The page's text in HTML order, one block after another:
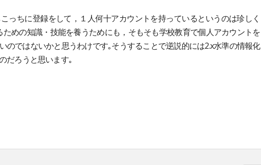
っちに登録をして，１人何十アカウントを持っているというのは珍しく
めの知識・技能を養うためにも，そもそも学校教育で個人アカウントを
のではないかと思うわけです｡そうすることで逆説的には2.x水準の情報化
だろうと思います｡